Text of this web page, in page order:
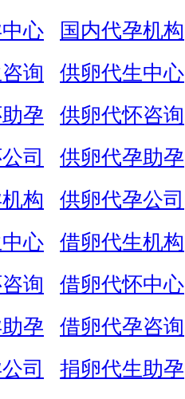
心 国内代孕机构
询 供卵代生中心
孕 供卵代怀咨询
司 供卵代孕助孕
构 供卵代孕公司
心 借卵代生机构
询 借卵代怀中心
孕 借卵代孕咨询
司 捐卵代生助孕